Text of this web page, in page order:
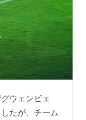
ウェンビェ
たが、チーム